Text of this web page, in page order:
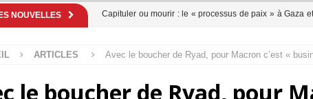
NOUVELLES Capituler ou mourir : le « processus de paix » à Gaza
Mille jours de génocide : l’histoire de Gaza au-delà des
Les Israéliens effacent les preuves du génocide à Gaza
ARTICLES Avec le boucher de Ryad, pour Macron c’est «
le boucher de Ryad, pour